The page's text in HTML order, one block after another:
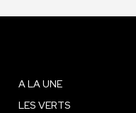
A LA UNE
LES VERTS